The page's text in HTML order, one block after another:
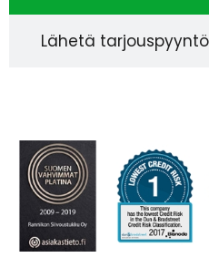
Lähetä